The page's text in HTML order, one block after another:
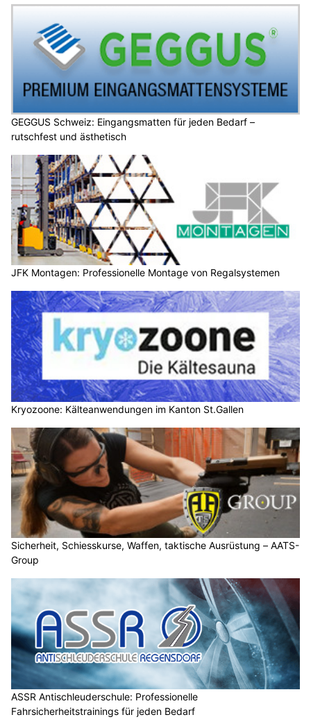
GEGGUS Schweiz: Eingangsmatten für jeden Bedarf –
rutschfest und ästhetisch
JFK Montagen: Professionelle Montage von Regalsystemen
Kryozoone: Kälteanwendungen im Kanton St.Gallen
Sicherheit, Schiesskurse, Waffen, taktische Ausrüstung – AATS-
Group
ASSR Antischleuderschule: Professionelle
Fahrsicherheitstrainings für jeden Bedarf